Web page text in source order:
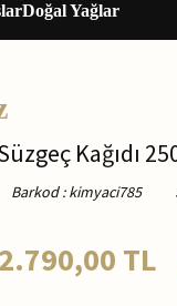
Doğal Yağlar
Kağıdı
Barkod : kimyaci785
2.790,00 TL